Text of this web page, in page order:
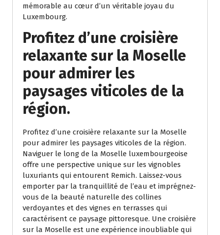
mémorable au cœur d’un véritable joyau du
Luxembourg.
Profitez d’une croisière
relaxante sur la Moselle
pour admirer les
paysages viticoles de la
région.
Profitez d’une croisière relaxante sur la Moselle
pour admirer les paysages viticoles de la région.
Naviguer le long de la Moselle luxembourgeoise
offre une perspective unique sur les vignobles
luxuriants qui entourent Remich. Laissez-vous
emporter par la tranquillité de l’eau et imprégnez-
vous de la beauté naturelle des collines
verdoyantes et des vignes en terrasses qui
caractérisent ce paysage pittoresque. Une croisière
sur la Moselle est une expérience inoubliable qui